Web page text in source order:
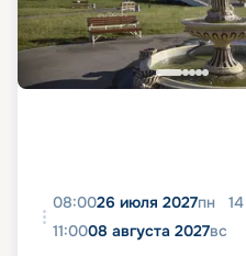
08:0026 июля 2027пн 14
11:0008 августа 2027вс